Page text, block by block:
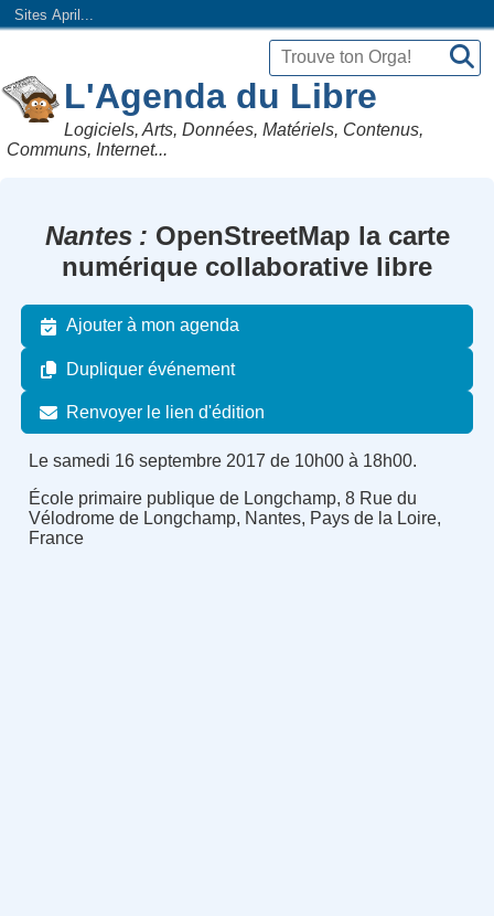
Sites April...
L'Agenda du Libre
Logiciels, Arts, Données, Matériels, Contenus,
Communs, Internet...
Nantes
OpenStreetMap la carte
numérique collaborative libre
Ajouter à mon agenda
Dupliquer événement
Renvoyer le lien d'édition
Le samedi 16 septembre 2017 de 10h00 à 18h00.
École primaire publique de Longchamp, 8 Rue du
Vélodrome de Longchamp, Nantes, Pays de la Loire,
France